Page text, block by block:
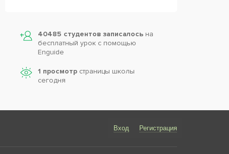
40485 студентов записалось на
бесплатный урок с помощью
Enguide
1 просмотрстраницы школы
сегодня
Вход Регистрация